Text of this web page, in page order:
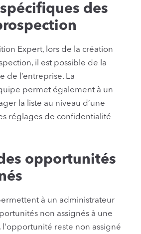
des
Expert, lors de la création
il est possible de la
de l’entreprise. La
permet également à un
la liste au niveau d’une
réglages de confidentialité
opportunités
à un administrateur
non assignés à une
l'opportunité reste non assigné